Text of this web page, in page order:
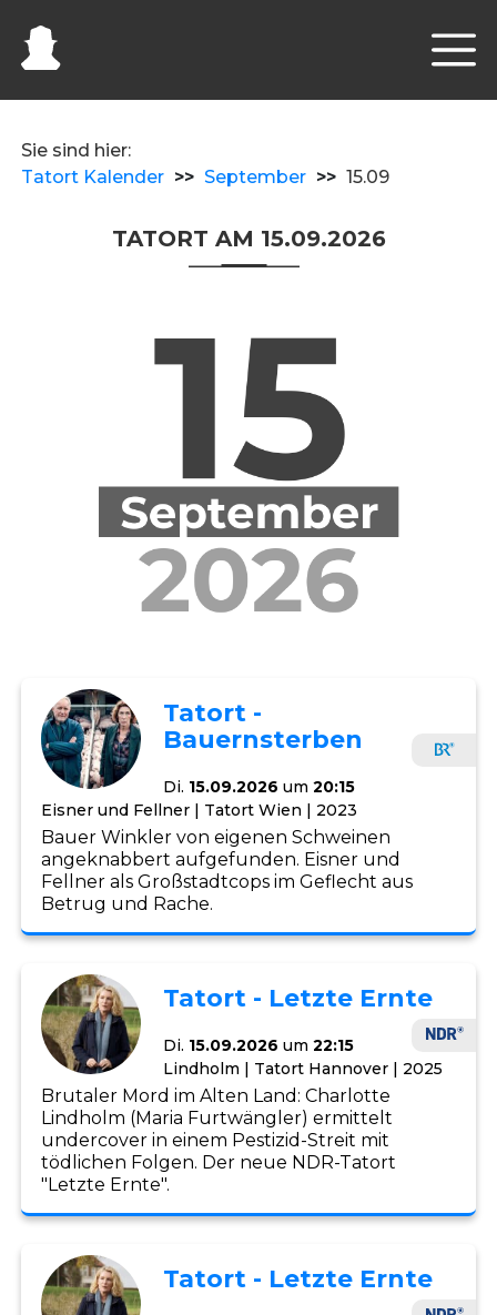
Sie sind hier:
Tatort Kalender >> September >> 15.09
TATORT AM 15.09.2026
Tatort -
Bauernsterben
Di. 15.09.2026 um20:15
Eisner und Fellner | Tatort Wien | 2023
Bauer Winkler von eigenen Schweinen
angeknabbert aufgefunden. Eisner und
Fellner als Großstadtcops im Geflecht aus
Betrug und Rache.
Tatort - Letzte Ernte
Di. 15.09.2026 um22:15
Lindholm | Tatort Hannover | 2025
Brutaler Mord im Alten Land: Charlotte
Lindholm (Maria Furtwängler) ermittelt
undercover in einem Pestizid-Streit mit
tödlichen Folgen. Der neue NDR-Tatort
"Letzte Ernte".
Tatort - Letzte Ernte